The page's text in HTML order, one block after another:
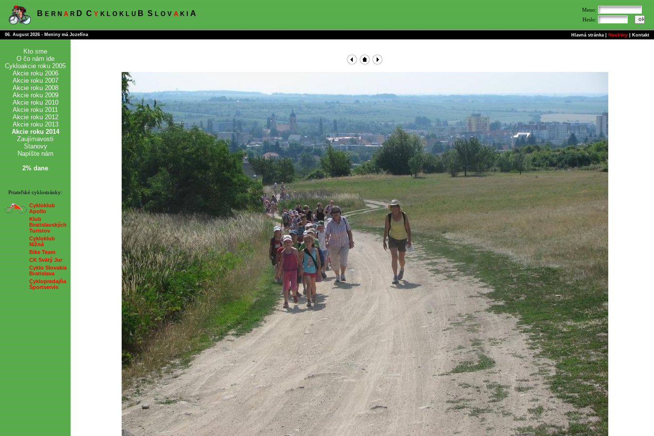
B E R N A R D C Y K L O K L U B S L O V A K I A
Meno:
Heslo:
06. August 2026 - Meniny má Jozefína Hlavná stránka Novinky Kontakt
Kto sme
O čo nám ide
Cykloakcie roku 2005
Akcie roku 2006
Akcie roku 2007
Akcie roku 2008
Akcie roku 2009
Akcie roku 2010
Akcie roku 2011
Akcie roku 2012
Akcie roku 2013
Akcie roku 2014
Zaujímavosti
Stanovy
Napíšte nám
2% dane
Priateľské cyklostránky:
Cykloklub
Apollo
Klub
Bratislavských
Turistov
Cykloklub
Nižná
Bike Team
CK Svätý Jur
Cyklo Slovakia
Bratislava
Cyklopredajňa
Športservis